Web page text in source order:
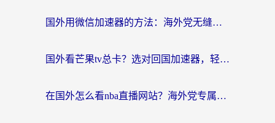
国外用微信加速器的方法：海外党无缝连接国内生活的实用指南
国外看芒果tv总卡？选对回国加速器，轻松追《浪姐》不费劲
在国外怎么看nba直播网站？海外党专属体育观赛指南，告别地区限制！